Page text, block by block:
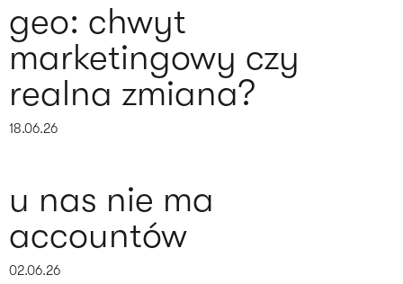
geo: chwyt
marketingowy czy
realna zmiana?
18.06.26
u nas nie ma
accountów
02.06.26